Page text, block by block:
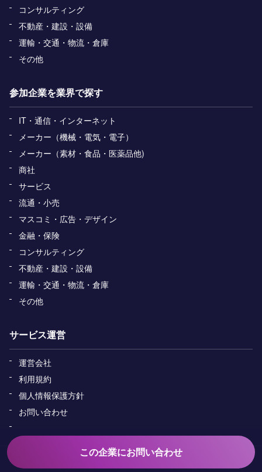
この企業にお問い合わせ
コンサルティング
不動産・建設・設備
運輸・交通・物流・倉庫
その他
参加企業を業界で探す
IT・通信・インターネット
メーカー（機械・電気・電子）
メーカー（素材・食品・医薬品他)
商社
サービス
流通・小売
マスコミ・広告・デザイン
金融・保険
コンサルティング
不動産・建設・設備
運輸・交通・物流・倉庫
その他
サービス運営
運営会社
利用規約
個人情報保護方針
お問い合わせ
Copyright&copy; ADAPTER All Rights Reserved.